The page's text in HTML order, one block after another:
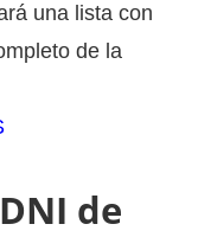
una lista con
de la
de